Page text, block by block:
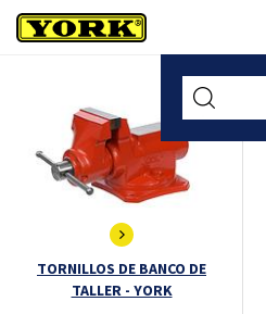
TORNILLOS DE BANCO DE
TALLER - YORK